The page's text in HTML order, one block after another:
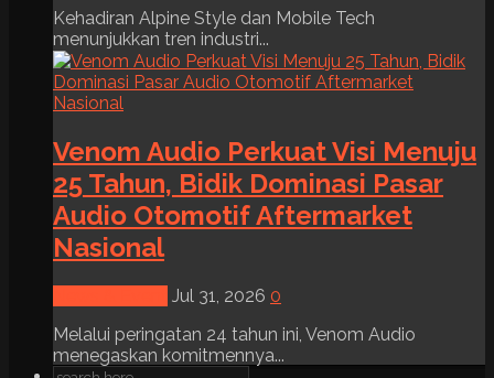
Kehadiran Alpine Style dan Mobile Tech
menunjukkan tren industri...
Venom Audio Perkuat Visi Menuju
25 Tahun, Bidik Dominasi Pasar
Audio Otomotif Aftermarket
Nasional
Jul 31, 2026 0
Melalui peringatan 24 tahun ini, Venom Audio
menegaskan komitmennya...